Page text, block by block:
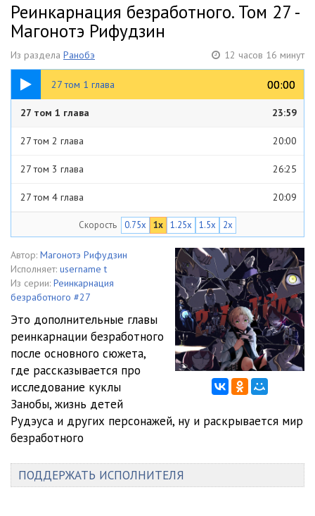
Реинкарнация безработного. Том 27 -
Магонотэ Рифудзин
Из раздела Ранобэ 12 часов 16 минут
27 том 1 глава 00:00
00:00
23:59
27 том 1 глава 23:59
27 том 2 глава 20:00
27 том 3 глава 26:25
27 том 4 глава 20:09
27 том 5 глава
27 том 6 глава 10:36
27 том 7 глава 24:44
26:47
27 том 9 глава 25:48
27 том 10 глава 34:58
27 том 11 глава
27 том 12 глава 19:33
27 том 14 глава
Скорость 0.75x 1x 1.25x 1.5x 2x
Автор: Магонотэ Рифудзин
Исполняет: username t
Из серии: Реинкарнация
безработного #27
Это дополнительные главы
реинкарнации безработного
после основного сюжета,
где рассказывается про
исследование куклы
Занобы, жизнь детей
Рудэуса и других персонажей, ну и раскрывается мир
безработного
ПОДДЕРЖАТЬ ИСПОЛНИТЕЛЯ